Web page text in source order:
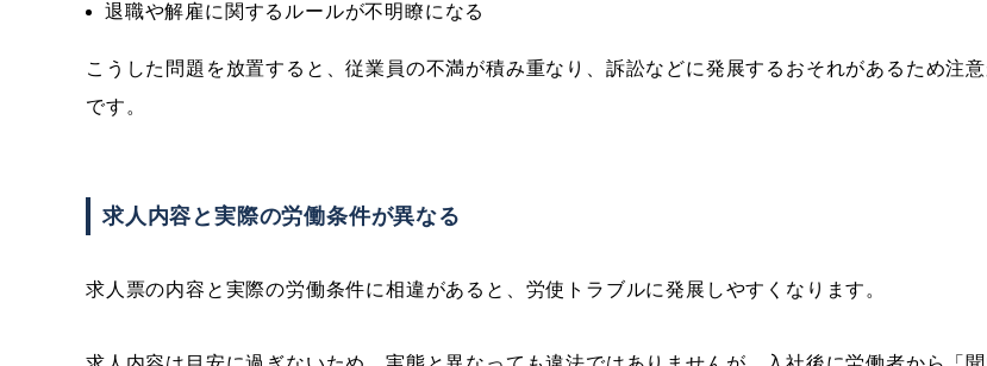
退職や解雇に関するルールが不明瞭になる
こうした問題を放置すると、従業員の不満が積み重なり、訴訟などに発展するおそれがあるため注
です。
求人内容と実際の労働条件が異なる
求人票の内容と実際の労働条件に相違があると、労使トラブルに発展しやすくなります。